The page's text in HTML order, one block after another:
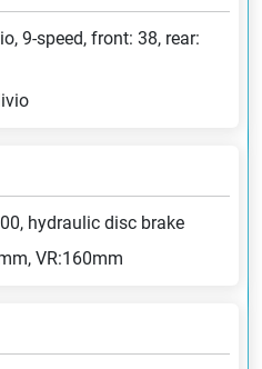
9-speed, front: 38, rear:
hydraulic disc brake
VR:160mm